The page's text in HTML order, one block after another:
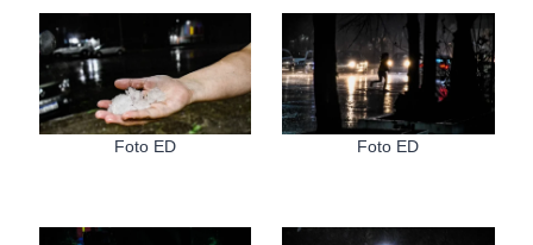
Foto ED Foto ED